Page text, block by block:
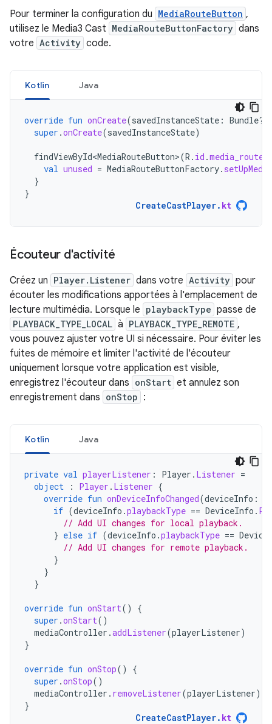
Pour terminer la configuration du MediaRouteButton ,
utilisez le Media3 Cast MediaRouteButtonFactory dans
votre Activity code.
Kotlin Java
override fun onCreate(savedInstanceState : Bundle?)
super .onCreate(savedInstanceState)
findViewById<MediaRouteButton>(R . id .
val unused = MediaRouteButtonFactory.
}
}
CreateCastPlayer. kt
Écouteur d'activité
Créez un Player.Listener dans votre Activity pour
écouter les modifications apportées à l'emplacement de
lecture multimédia. Lorsque le playbackType passe de
PLAYBACK_TYPE_LOCAL à PLAYBACK_TYPE_REMOTE ,
vous pouvez ajuster votre UI si nécessaire. Pour éviter les
fuites de mémoire et limiter l'activité de l'écouteur
uniquement lorsque votre application est visible,
enregistrez l'écouteur dans onStart et annulez son
enregistrement dans onStop :
Kotlin Java
private val playerListener : Player . Listener =
object
: Player . Listener {
override fun onDeviceInfoChanged(deviceInfo :
if (deviceInfo .playbackType == DeviceInfo .
// Add UI changes for local playback.
} else if (deviceInfo .playbackType ==
// Add UI changes for remote playback.
}
}
}
override fun onStart()
{
super .onStart()
mediaController .addListener(playerListener)
}
override fun onStop()
{
super .onStop()
mediaController . removeListener(playerListener)
}
CreateCastPlayer. kt